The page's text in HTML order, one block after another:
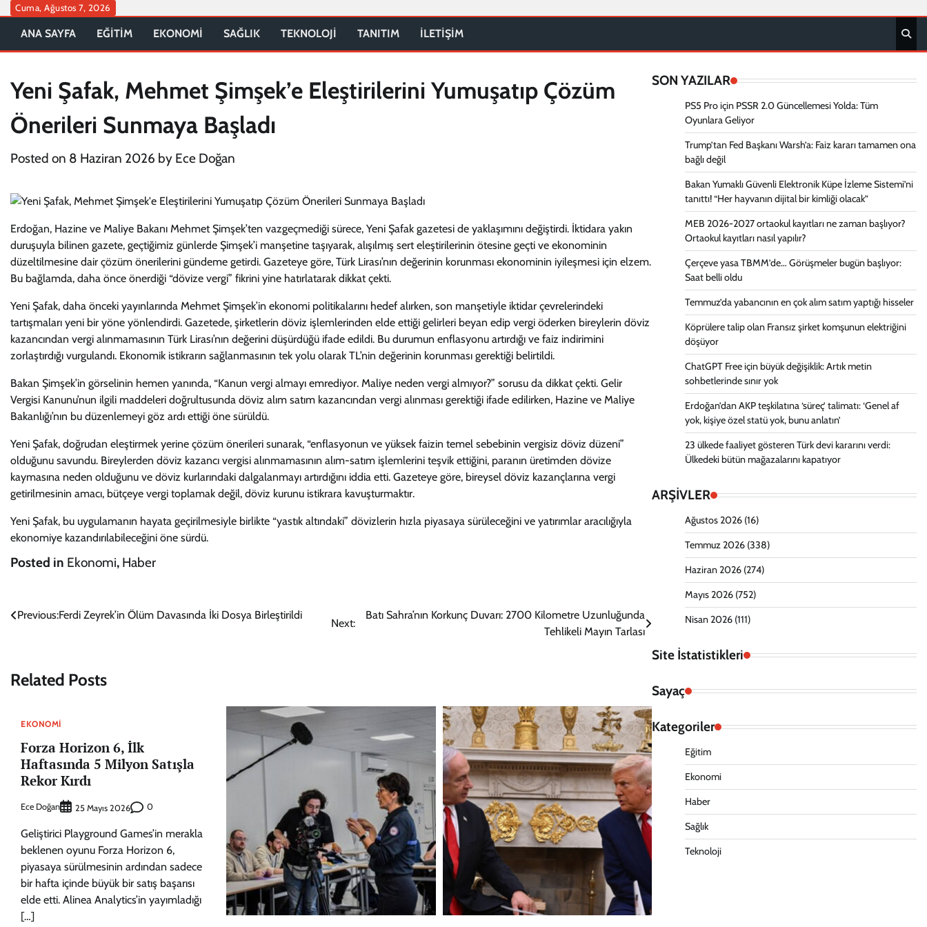
Skip
content
Cuma, Ağustos 7, 2026
ANA SAYFA EĞİTİM EKONOMİ SAĞLIK TEKNOLOJİ TANITIM İLETİŞİM
Yeni Şafak, Mehmet Şimşek’e Eleştirilerini Yumuşatıp Çözüm
Önerileri Sunmaya Başladı
Posted on 8 Haziran 2026 by Ece Doğan
Erdoğan, Hazine ve Maliye Bakanı Mehmet Şimşek’ten vazgeçmediği sürece, Yeni Şafak gazetesi de yaklaşımını değiştirdi. İktidara yakın
duruşuyla bilinen gazete, geçtiğimiz günlerde Şimşek’i manşetine taşıyarak, alışılmış sert eleştirilerinin ötesine geçti ve ekonominin
düzeltilmesine dair çözüm önerilerini gündeme getirdi. Gazeteye göre, Türk Lirası’nın değerinin korunması ekonominin iyileşmesi için elzem.
Bu bağlamda, daha önce önerdiği “dövize vergi” fikrini yine hatırlatarak dikkat çekti.
Yeni Şafak, daha önceki yayınlarında Mehmet Şimşek’in ekonomi politikalarını hedef alırken, son manşetiyle iktidar çevrelerindeki
tartışmaları yeni bir yöne yönlendirdi. Gazetede, şirketlerin döviz işlemlerinden elde ettiği gelirleri beyan edip vergi öderken bireylerin döviz
kazancından vergi alınmamasının Türk Lirası’nın değerini düşürdüğü ifade edildi. Bu durumun enflasyonu artırdığı ve faiz indirimini
zorlaştırdığı vurgulandı. Ekonomik istikrarın sağlanmasının tek yolu olarak TL’nin değerinin korunması gerektiği belirtildi.
Bakan Şimşek’in görselinin hemen yanında, “Kanun vergi almayı emrediyor. Maliye neden vergi almıyor?” sorusu da dikkat çekti. Gelir
Vergisi Kanunu’nun ilgili maddeleri doğrultusunda döviz alım satım kazancından vergi alınması gerektiği ifade edilirken, Hazine ve Maliye
Bakanlığı’nın bu düzenlemeyi göz ardı ettiği öne sürüldü.
Yeni Şafak, doğrudan eleştirmek yerine çözüm önerileri sunarak, “enflasyonun ve yüksek faizin temel sebebinin vergisiz döviz düzeni”
olduğunu savundu. Bireylerden döviz kazancı vergisi alınmamasının alım-satım işlemlerini teşvik ettiğini, paranın üretimden dövize
kaymasına neden olduğunu ve döviz kurlarındaki dalgalanmayı artırdığını iddia etti. Gazeteye göre, bireysel döviz kazançlarına vergi
getirilmesinin amacı, bütçeye vergi toplamak değil, döviz kurunu istikrara kavuşturmaktır.
Yeni Şafak, bu uygulamanın hayata geçirilmesiyle birlikte “yastık altındaki” dövizlerin hızla piyasaya sürüleceğini ve yatırımlar aracılığıyla
ekonomiye kazandırılabileceğini öne sürdü.
Posted in Ekonomi, Haber
Yazı
Previous:Ferdi Zeyrek’in Ölüm Davasında İki Dosya Birleştirildi
Next:
Batı Sahra’nın Korkunç Duvarı: 2700 Kilometre Uzunluğunda
Tehlikeli Mayın Tarlası
Related Posts
EKONOMI
Forza Horizon 6, İlk
Haftasında 5 Milyon Satışla
Rekor Kırdı
Ece Doğan 25 Mayıs 2026 0
Geliştirici Playground Games’in merakla
beklenen oyunu Forza Horizon 6,
piyasaya sürülmesinin ardından sadece
bir hafta içinde büyük bir satış başarısı
elde etti. Alinea Analytics’in yayımladığı
[…]
SON YAZILAR
PS5 Pro için PSSR 2.0 Güncellemesi Yolda: Tüm
Oyunlara Geliyor
Trump’tan Fed Başkanı Warsh’a: Faiz kararı tamamen ona
bağlı değil
Bakan Yumaklı Güvenli Elektronik Küpe İzleme Sistemi’ni
tanıttı! “Her hayvanın dijital bir kimliği olacak”
MEB 2026-2027 ortaokul kayıtları ne zaman başlıyor?
Ortaokul kayıtları nasıl yapılır?
Çerçeve yasa TBMM’de… Görüşmeler bugün başlıyor:
Saat belli oldu
Temmuz’da yabancının en çok alım satım yaptığı hisseler
Köprülere talip olan Fransız şirket komşunun elektriğini
döşüyor
ChatGPT Free için büyük değişiklik: Artık metin
sohbetlerinde sınır yok
Erdoğan’dan AKP teşkilatına ‘süreç’ talimatı: ‘Genel af
yok, kişiye özel statü yok, bunu anlatın’
23 ülkede faaliyet gösteren Türk devi kararını verdi:
Ülkedeki bütün mağazalarını kapatıyor
ARŞİVLER
Ağustos 2026(16)
Temmuz 2026(338)
Haziran 2026(274)
Mayıs 2026(752)
Nisan 2026(111)
Site İstatistikleri
Sayaç
Kategoriler
Eğitim
Ekonomi
Haber
Sağlık
Teknoloji